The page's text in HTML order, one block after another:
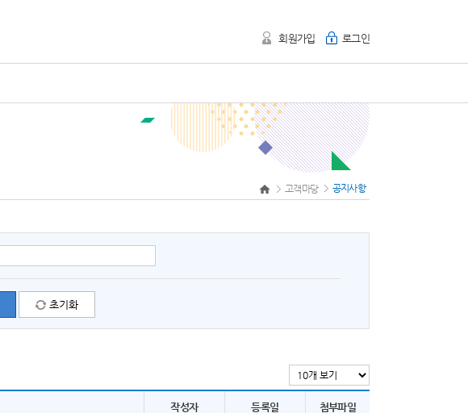
회원가입 로그인
고객마당 공지사항
작성자 등록일 첨부파일